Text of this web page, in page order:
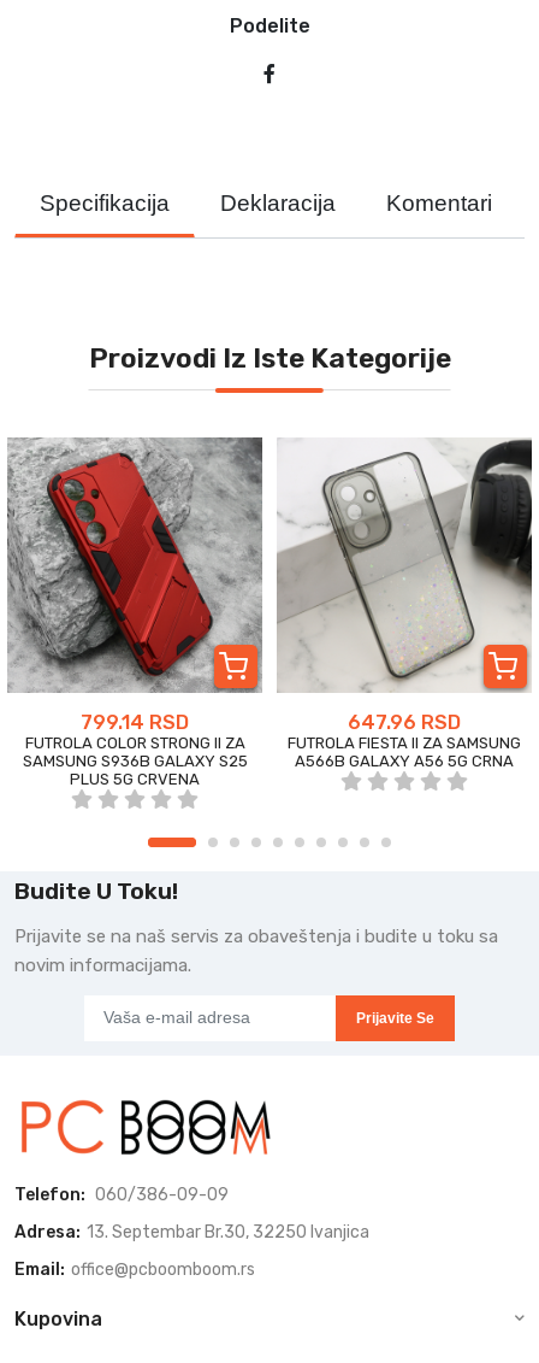
Podelite
Specifikacija Deklaracija Komentari
Proizvodi Iz Iste Kategorije
799.14 RSD
FUTROLA COLOR STRONG II ZA
SAMSUNG S936B GALAXY S25
PLUS 5G CRVENA
647.96 RSD
FUTROLA FIESTA II ZA SAMSUNG
A566B GALAXY A56 5G CRNA
Budite U Toku!
Prijavite se na naš servis za obaveštenja i budite u toku sa
novim informacijama.
Prijavite Se
Telefon: 060/386-09-09
Adresa: 13. Septembar Br.30, 32250 Ivanjica
Email: office@pcboomboom.rs
Kupovina